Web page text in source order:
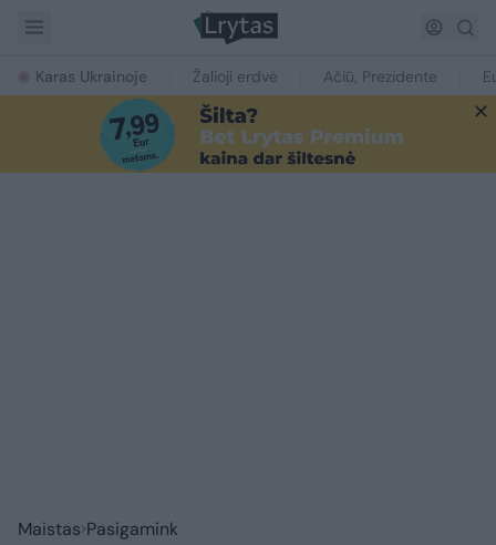
Karas Ukrainoje Žalioji erdvė Ačiū, Prezidente
Maistas Pasigamink